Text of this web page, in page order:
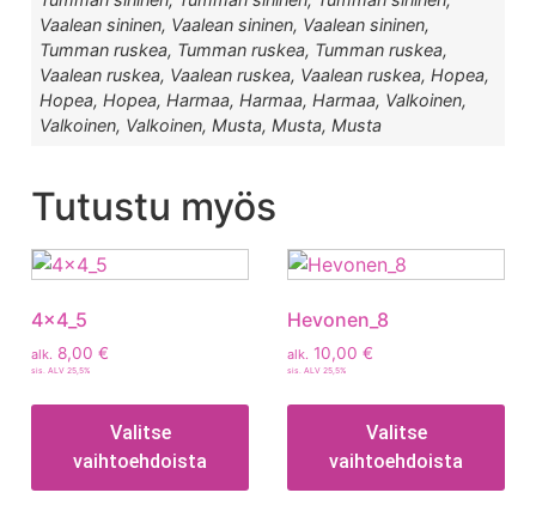
Vaalean sininen, Vaalean sininen, Vaalean sininen,
Tumman ruskea, Tumman ruskea, Tumman ruskea,
Vaalean ruskea, Vaalean ruskea, Vaalean ruskea, Hopea,
Hopea, Hopea, Harmaa, Harmaa, Harmaa, Valkoinen,
Valkoinen, Valkoinen, Musta, Musta, Musta
Tutustu myös
4x4_5
alk. 8,00 €
sis. ALV 25,5%
Valitse
vaihtoehdoista
Hevonen_8
alk. 10,00 €
sis. ALV 25,5%
Valitse
vaihtoehdoista